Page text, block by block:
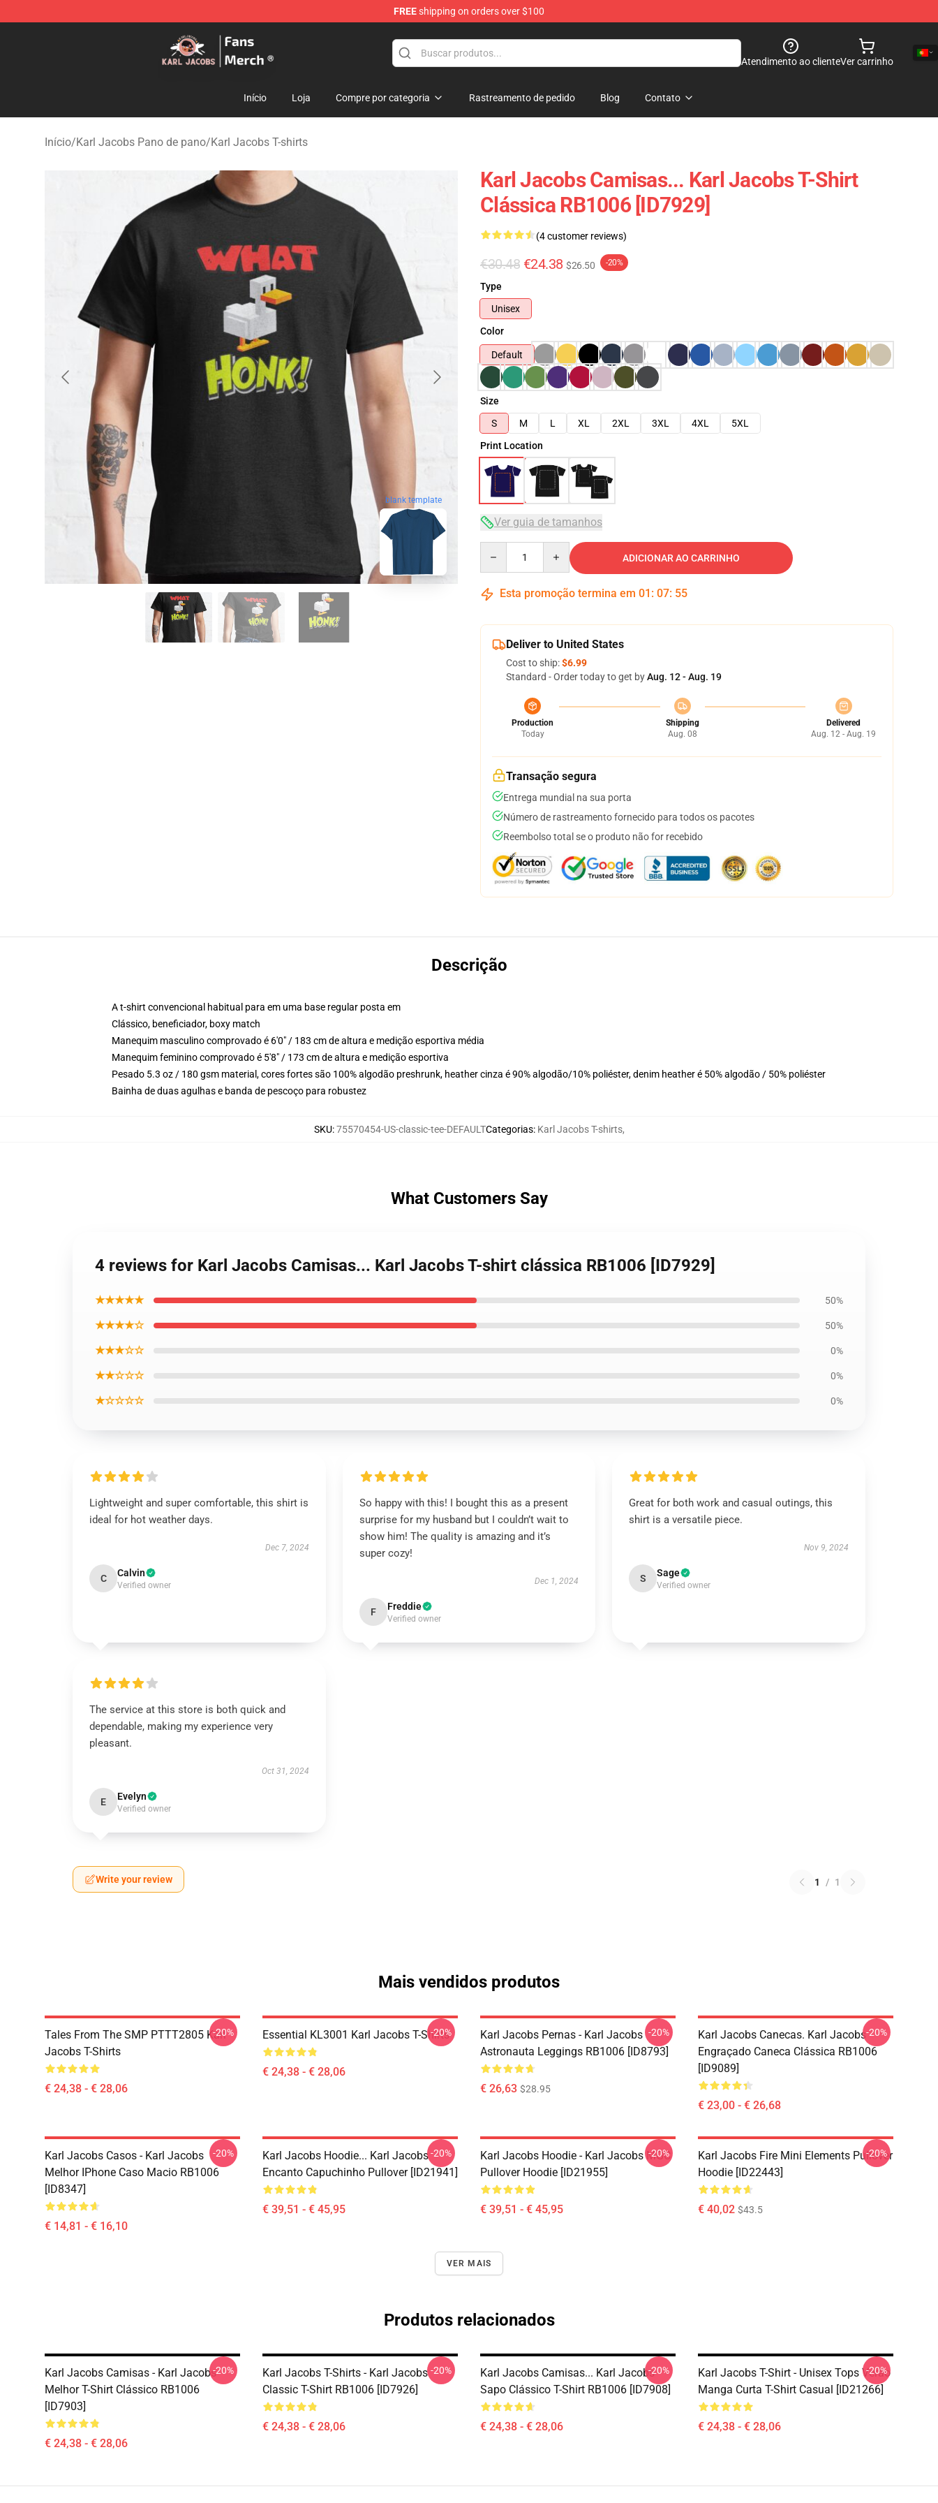
FREEshipping on orders over $100
Karl Jacobs Store - Official Karl Jacobs Merchandise Shop
Atendimento ao clienteVer carrinho
Início Loja Compre por categoria Rastreamento de pedido Blog Contato
Início/Karl Jacobs Pano de pano/Karl Jacobs T-shirts
blank template
Karl Jacobs Camisas... Karl Jacobs T-Shirt
Clássica RB1006 [ID7929]
(4 customer reviews)
€30.48 €24.38 $26.50 -20%
Type
Unisex
Color
Default
Size
S
M L XL 2XL 3XL 4XL
5XL
Print Location
Ver guia de tamanhos
ADICIONAR AO CARRINHO
Esta promoção termina em 01 : 07: 54
Deliver to United States
Cost to ship:$6.99
Standard - Order today to get byAug. 12 - Aug. 19
Production
Today
Shipping
Aug. 08
Delivered
Aug. 12 - Aug. 19
Transação segura
Entrega mundial na sua porta
Número de rastreamento fornecido para todos os pacotes
Reembolso total se o produto não for recebido
Descrição
A t-shirt convencional habitual para em uma base regular posta em
Clássico, beneficiador, boxy match
Manequim masculino comprovado é 6'0" / 183 cm de altura e medição esportiva média
Manequim feminino comprovado é 5'8" / 173 cm de altura e medição esportiva
Pesado 5.3 oz / 180 gsm material, cores fortes são 100% algodão preshrunk, heather cinza é 90% algodão/10% poliéster, denim heather é 50% algodão / 50% poliéster
Bainha de duas agulhas e banda de pescoço para robustez
SKU:75570454-US-classic-tee-DEFAULTCategorias: Karl Jacobs T-shirts,
What Customers Say
4 reviews for Karl Jacobs Camisas... Karl Jacobs T-shirt clássica RB1006 [ID7929]
★★★★★ 50%
★★★★☆ 50%
★★★☆☆ 0%
★★☆☆☆ 0%
★☆☆☆☆ 0%
Lightweight and super comfortable, this shirt is
ideal for hot weather days.
Dec 7, 2024
C Calvin
Verified owner
So happy with this! I bought this as a present
surprise for my husband but I couldn’t wait to
show him! The quality is amazing and it’s
super cozy!
Dec 1, 2024
F Freddie
Verified owner
Great for both work and casual outings, this
shirt is a versatile piece.
Nov 9, 2024
S Sage
Verified owner
The service at this store is both quick and
dependable, making my experience very
pleasant.
Oct 31, 2024
E Evelyn
Verified owner
Write your review 1 / 1
Mais vendidos produtos
Tales From The SMP PTTT2805 Karl
Jacobs T-Shirts
€ 24,38 - € 28,06
-20% Essential KL3001 Karl Jacobs T-Shirts
€ 24,38 - € 28,06
-20%
Karl Jacobs Pernas - Karl Jacobs
Astronauta Leggings RB1006 [ID8793]
€ 26,63 $28.95
-20%
Karl Jacobs Canecas. Karl Jacobs
Engraçado Caneca Clássica RB1006
[ID9089]
€ 23,00 - € 26,68
-20%
Karl Jacobs Casos - Karl Jacobs
Melhor IPhone Caso Macio RB1006
[ID8347]
€ 14,81 - € 16,10
-20%
Karl Jacobs Hoodie... Karl Jacobs
Encanto Capuchinho Pullover [ID21941]
€ 39,51 - € 45,95
-20%
Karl Jacobs Hoodie - Karl Jacobs MGC
Pullover Hoodie [ID21955]
€ 39,51 - € 45,95
-20%
Karl Jacobs Fire Mini Elements Pullover
Hoodie [ID22443]
€ 40,02 $43.5
-20%
VER MAIS
Produtos relacionados
Karl Jacobs Camisas - Karl Jacobs
Melhor T-Shirt Clássico RB1006
[ID7903]
€ 24,38 - € 28,06
-20%
Karl Jacobs T-Shirts - Karl Jacobs
Classic T-Shirt RB1006 [ID7926]
€ 24,38 - € 28,06
-20%
Karl Jacobs Camisas... Karl Jacobs
Sapo Clássico T-Shirt RB1006 [ID7908]
€ 24,38 - € 28,06
-20%
Karl Jacobs T-Shirt - Unisex Tops Verão
Manga Curta T-Shirt Casual [ID21266]
€ 24,38 - € 28,06
-20%